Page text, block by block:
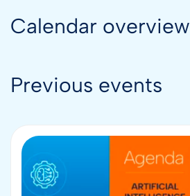
Calendar overview
Previous events